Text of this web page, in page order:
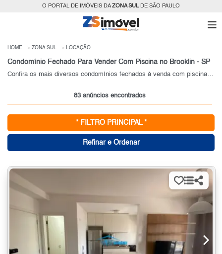
O PORTAL DE IMÓVEIS DAZONA SULDE SÃO PAULO
HOME ZONA SUL LOCAÇÃO
Condomínio Fechado Para Vender Com Piscina no Brooklin - SP
Confira os mais diversos condomínios fechados à venda com piscina no Brooklin - SP.
83 anúncios encontrados
* FILTRO PRINCIPAL *
Refinar e Ordenar